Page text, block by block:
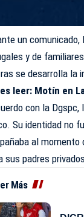
un
y de
se desarrolla la
leer: Motín en
con la
Su identidad no
al momento
sus padres
Más